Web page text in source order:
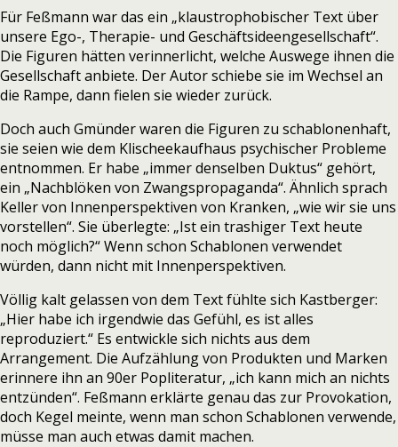
Für Feßmann war das ein „klaustrophobischer Text über
unsere Ego-, Therapie- und Geschäftsideengesellschaft“.
Die Figuren hätten verinnerlicht, welche Auswege ihnen die
Gesellschaft anbiete. Der Autor schiebe sie im Wechsel an
die Rampe, dann fielen sie wieder zurück.
Doch auch Gmünder waren die Figuren zu schablonenhaft,
sie seien wie dem Klischeekaufhaus psychischer Probleme
entnommen. Er habe „immer denselben Duktus“ gehört,
ein „Nachblöken von Zwangspropaganda“. Ähnlich sprach
Keller von Innenperspektiven von Kranken, „wie wir sie uns
vorstellen“. Sie überlegte: „Ist ein trashiger Text heute
noch möglich?“ Wenn schon Schablonen verwendet
würden, dann nicht mit Innenperspektiven.
Völlig kalt gelassen von dem Text fühlte sich Kastberger:
„Hier habe ich irgendwie das Gefühl, es ist alles
reproduziert.“ Es entwickle sich nichts aus dem
Arrangement. Die Aufzählung von Produkten und Marken
erinnere ihn an 90er Popliteratur, „ich kann mich an nichts
entzünden“. Feßmann erklärte genau das zur Provokation,
doch Kegel meinte, wenn man schon Schablonen verwende,
müsse man auch etwas damit machen.